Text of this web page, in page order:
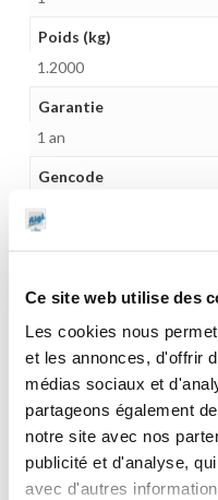
Ce site web utilise des
Les cookies nous
et les annonces, d'offrir
médias sociaux et
partageons également
notre site avec nos
publicité et d'analyse,
avec d'autres
Poids (kg)
1.2000
Garantie
1 an
Gencode
3284660408582
CES
INTERESSER